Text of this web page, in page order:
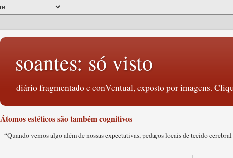
soantes: só visto
diário fragmentado e conVentual, exposto por imagens.
Átomos estéticos são também cognitivos
“Quando vemos algo além de nossas expectativas, pedaços locais de tecido